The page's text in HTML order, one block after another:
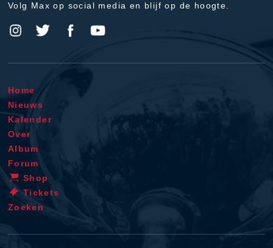
Volg Max op social media en blijf op de hoogte.
Home
Nieuws
Kalender
Over
Album
Forum
Shop
Tickets
Zoeken